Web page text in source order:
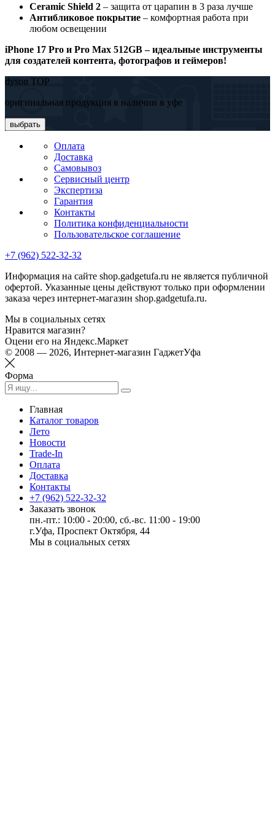
Ceramic Shield 2 – защита от царапин в 3 раза лучше
Антибликовое покрытие – комфортная работа при
любом освещении
iPhone 17 Pro и Pro Max 512GB – идеальные инструменты
для создателей контента, фотографов и геймеров!
dyson TOP
оригинальная продукция в наличии в уфе
выбрать
Оплата
Доставка
Самовывоз
Сервисный центр
Экспертиза
Гарантия
Контакты
Политика конфиденциальности
Пользовательское соглашение
+7 (962) 522-32-32
Информация на сайте shop.gadgetufa.ru не является публичной
офертой. Указанные цены действуют только при оформлении
заказа через интернет-магазин shop.gadgetufa.ru.
Мы в социальных сетях
Нравится магазин?
Оцени его на Яндекс.Маркет
© 2008 — 2026, Интернет-магазин ГаджетУфа
Форма
Главная
Каталог товаров
Лето
Новости
Trade-In
Оплата
Доставка
Контакты
+7 (962) 522-32-32
Заказать звонок
пн.-пт.: 10:00 - 20:00, сб.-вс. 11:00 - 19:00
г.Уфа, Проспект Октября, 44
Мы в социальных сетях